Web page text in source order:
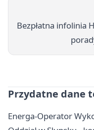
Bezpłatna infolinia
Przydatne dane
Energa-Operator